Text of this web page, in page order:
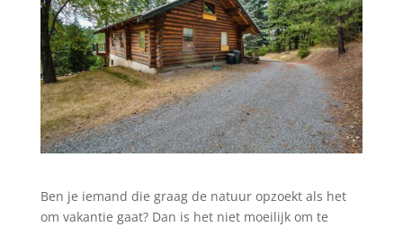
Ben je iemand die graag de natuur opzoekt als het
om vakantie gaat? Dan is het niet moeilijk om te